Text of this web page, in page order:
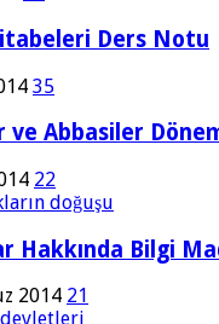
Ders Notu
35
ve Abbasiler
22
Hakkında Bilgi
2014 21